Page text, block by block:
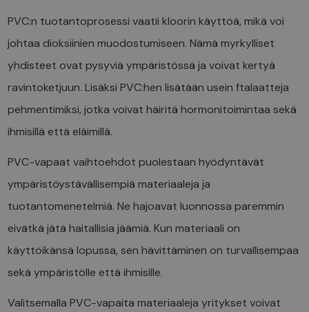
PVC:n tuotantoprosessi vaatii kloorin käyttöä, mikä voi
johtaa dioksiinien muodostumiseen. Nämä myrkylliset
yhdisteet ovat pysyviä ympäristössä ja voivat kertyä
ravintoketjuun. Lisäksi PVC:hen lisätään usein ftalaatteja
pehmentimiksi, jotka voivat häiritä hormonitoimintaa sekä
ihmisillä että eläimillä.
PVC-vapaat vaihtoehdot puolestaan hyödyntävät
ympäristöystävällisempiä materiaaleja ja
tuotantomenetelmiä. Ne hajoavat luonnossa paremmin
eivätkä jätä haitallisia jäämiä. Kun materiaali on
käyttöikänsä lopussa, sen hävittäminen on turvallisempaa
sekä ympäristölle että ihmisille.
Valitsemalla PVC-vapaita materiaaleja yritykset voivat